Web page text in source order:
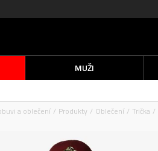
MUŽI
a oblečení
Produkty Oblečení Trička